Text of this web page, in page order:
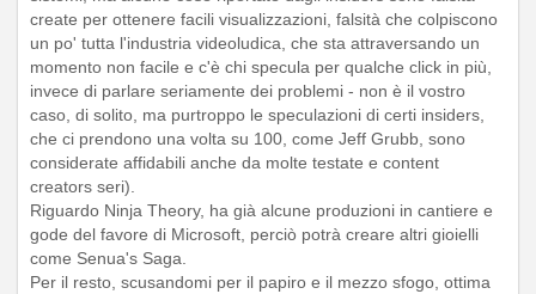
create per ottenere facili visualizzazioni, falsità che colpiscono
un po' tutta l'industria videoludica, che sta attraversando un
momento non facile e c'è chi specula per qualche click in più,
invece di parlare seriamente dei problemi - non è il vostro
caso, di solito, ma purtroppo le speculazioni di certi insiders,
che ci prendono una volta su 100, come Jeff Grubb, sono
considerate affidabili anche da molte testate e content
creators seri).
Riguardo Ninja Theory, ha già alcune produzioni in cantiere e
gode del favore di Microsoft, perciò potrà creare altri gioielli
come Senua's Saga.
Per il resto, scusandomi per il papiro e il mezzo sfogo, ottima